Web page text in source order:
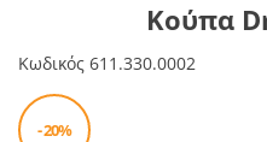
Κούπα
Κωδικός 611.330.0002
- 20%